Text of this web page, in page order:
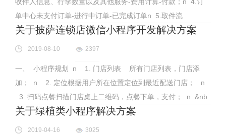
单中心未支付订单-进行中订单-已完成订单n 5.取件流
关于披萨连锁店微信小程序开发解决方案
2019-08-10 2397
一、 小程序规划 n 1. 门店列表 所有门店列表，门店添
加； n 2. 定位根据用户所在位置定位到最近配送门店； n
3. 扫码点餐扫描门店桌上二维码，点餐下单，支付； n &nb
关于绿植类小程序解决方案
2019-04-16 3025